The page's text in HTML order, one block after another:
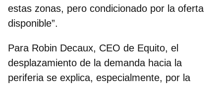
estas zonas, pero condicionado por la oferta
disponible”.
Para Robin Decaux, CEO de Equito, el
desplazamiento de la demanda hacia la
periferia se explica, especialmente, por la